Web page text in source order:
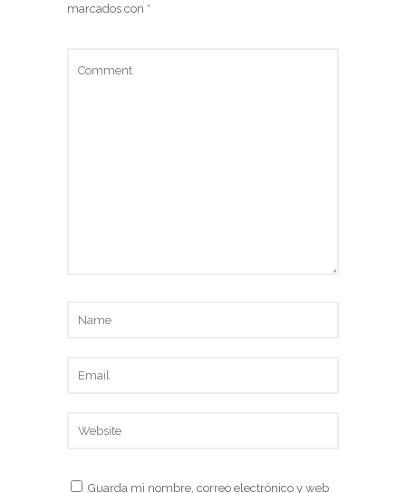
marcados con *
Guarda mi nombre, correo electrónico y web